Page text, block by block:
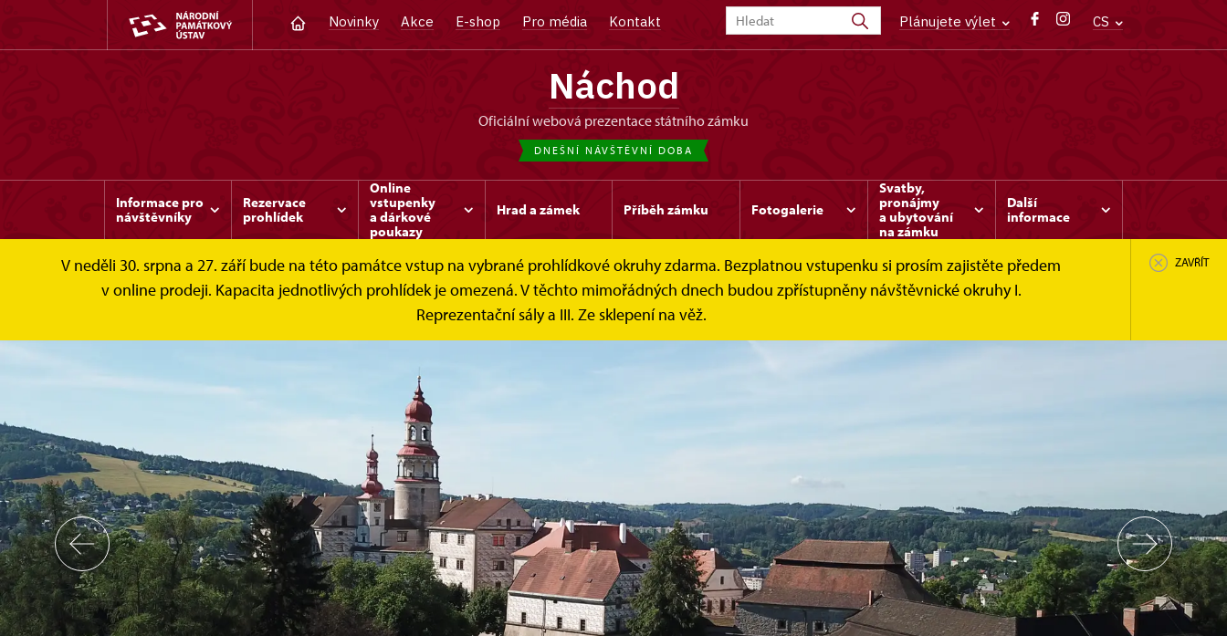
Novinky Akce E-shop Pro média Kontakt Plánujete výlet CS
Náchod
oficiální webová prezentace státního zámku
DNEŠNÍ NÁVŠTĚVNÍ DOBA
Informace pro
návštěvníky
Rezervace
prohlídek
Online
vstupenky
a dárkové
poukazy
Hrad a zámek Příběh zámku Fotogalerie
Svatby,
pronájmy
a ubytování
na zámku
Další
informace
V neděli 30. srpna a 27. září bude na této památce vstup na vybrané prohlídkové okruhy zdarma. Bezplatnou vstupenku si prosím zajistěte předem
v online prodeji. Kapacita jednotlivých prohlídek je omezená. V těchto mimořádných dnech budou zpřístupněny návštěvnické okruhy I.
Reprezentační sály a III. Ze sklepení na věž.
ZAVŘÍT